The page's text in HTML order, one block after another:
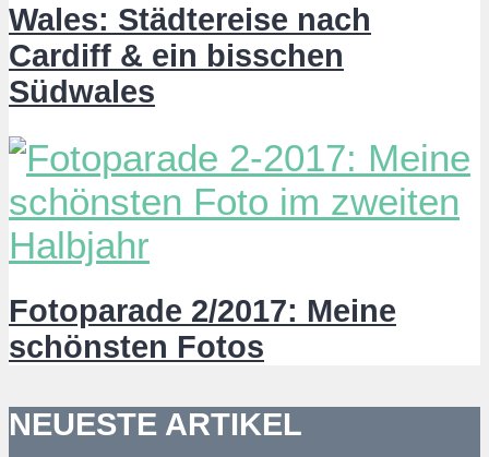
Wales: Städtereise nach
Cardiff & ein bisschen
Südwales
Fotoparade 2/2017: Meine
schönsten Fotos
NEUESTE ARTIKEL